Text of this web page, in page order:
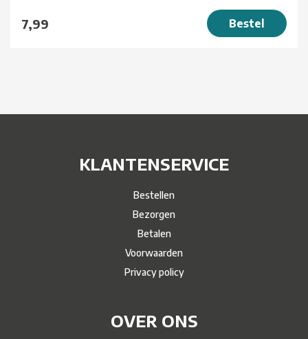
7,99 Bestel
KLANTENSERVICE
Bestellen
Bezorgen
Betalen
Voorwaarden
Privacy policy
OVER ONS